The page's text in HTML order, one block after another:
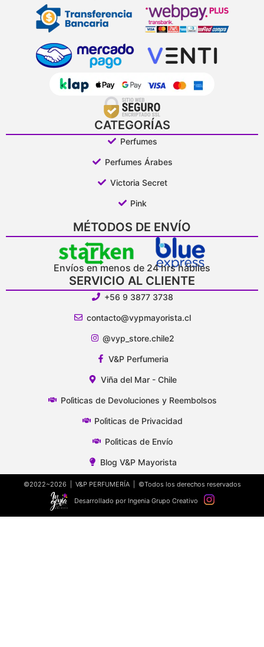
CATEGORÍAS
Perfumes
Perfumes Árabes
Victoria Secret
Pink
MÉTODOS DE ENVÍO
Envíos en menos de 24 hrs hábiles
SERVICIO AL CLIENTE
+56 9 3877 3738
contacto@vypmayorista.cl
@vyp_store.chile2
V&P Perfumeria
Viña del Mar - Chile
Polìticas de Devoluciones y Reembolsos
Polìticas de Privacidad
Polìticas de Envío
Blog V&P Mayorista
©2022~2026 | V&P PERFUMERÍA | ©Todos los derechos reservados
Desarrollado por Ingenia Grupo Creativo